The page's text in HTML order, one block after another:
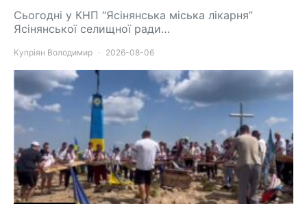
Сьогодні у КНП “Ясінянська міська лікарня”
Ясінянської селищної ради…
Купріян Володимир 2026-08-06